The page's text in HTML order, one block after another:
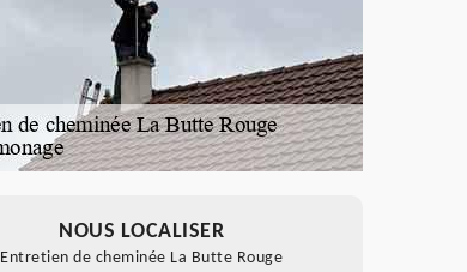
NOUS LOCALISER
Entretien de cheminée La Butte Rouge